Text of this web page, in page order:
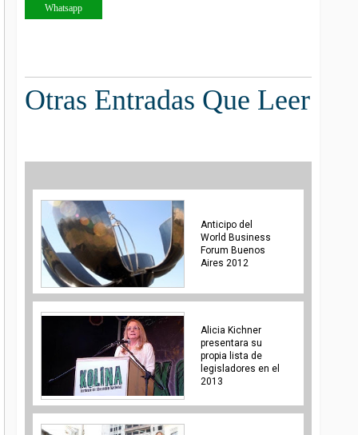
Whatsapp
Otras Entradas Que Leer
Anticipo del
World Business
Forum Buenos
Aires 2012
Alicia Kichner
presentara su
propia lista de
legisladores en el
2013